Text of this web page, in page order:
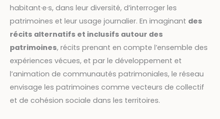
habitant·e·s, dans leur diversité, d’interroger les
patrimoines et leur usage journalier. En imaginant des
récits alternatifs et inclusifs autour des
patrimoines, récits prenant en compte l’ensemble des
expériences vécues, et par le développement et
l’animation de communautés patrimoniales, le réseau
envisage les patrimoines comme vecteurs de collectif
et de cohésion sociale dans les territoires.